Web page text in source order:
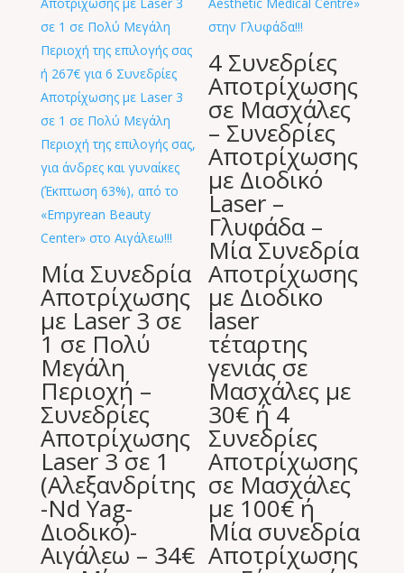
Μία Συνεδρία
Αποτρίχωσης
με Laser 3 σε
1 σε Πολύ
Μεγάλη
Περιοχή –
Συνεδρίες
Αποτρίχωσης
Laser 3 σε 1
(Αλεξανδρίτης
-Nd Yag-
Διοδικό)-
Αιγάλεω – 34€
4 Συνεδρίες
Αποτρίχωσης
σε Μασχάλες
– Συνεδρίες
Αποτρίχωσης
με Διοδικό
Laser –
Γλυφάδα –
Μία Συνεδρία
Αποτρίχωσης
με Διοδικο
laser
τέταρτης
γενιάς σε
Μασχάλες με
30€ ή 4
Συνεδρίες
Αποτρίχωσης
σε Μασχάλες
με 100€ ή
Μία συνεδρία
Αποτρίχωσης